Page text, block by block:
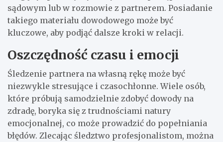
sądowym lub w rozmowie z partnerem. Posiadanie
takiego materiału dowodowego może być
kluczowe, aby podjąć dalsze kroki w relacji.
Oszczędność czasu i emocji
Śledzenie partnera na własną rękę może być
niezwykle stresujące i czasochłonne. Wiele osób,
które próbują samodzielnie zdobyć dowody na
zdradę, boryka się z trudnościami natury
emocjonalnej, co może prowadzić do popełniania
błędów. Zlecając śledztwo profesjonalistom, można